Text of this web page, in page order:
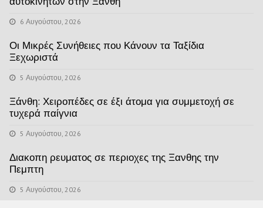
6 Αυγούστου, 2026
Οι Μικρές Συνήθειες που Κάνουν τα Ταξίδια
Ξεχωριστά
5 Αυγούστου, 2026
Ξάνθη: Χειροπέδες σε έξι άτομα για συμμετοχή σε
τυχερά παίγνια
5 Αυγούστου, 2026
Διακοπη ρευματος σε περιοχες της Ξανθης την
Πεμπτη
5 Αυγούστου, 2026